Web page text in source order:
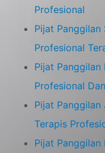
Profesional
Pijat Panggilan
Profesional
Pijat
Profesional
Pijat
Terapis
Pijat Panggilan